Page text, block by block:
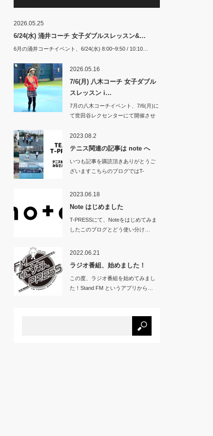
2026.05.25
6/24(水) 涌井コーチ 女子ダブルスレッスン&…
6月の涌井コーチイベント、6/24(水) 8:00~9:50 / 10:10…
2026.05.16
7/6(月) 八木コーチ 女子ダブル
スレッスン i…
7月の八木コーチイベント、7/6(月)に
て世田谷レクセンターにて開催させ
2023.08.2
テニス関連の記事は note へ
いつも記事を購読頂きありがとうご
ざいますこちらのブログではT-
2023.06.18
Note はじめました
T-PRESSにて、Noteをはじめてみま
したこのブログとどう使い分け…
2022.06.21
ラジオ番組、始めました！
この度、ラジオ番組を始めてみまし
た！Stand FM というアプリから…